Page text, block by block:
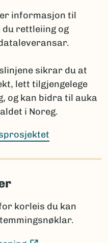
for Algae,
lenke)
Nomenclature
da legges til en
hvor og når
til regelverket.
Artsdatabanken
navneregister
gjennom
informasjon til
rettleiing og
sikrar du at
lett tilgjengelege
og kan bidra til auka
i Noreg.
korleis du kan